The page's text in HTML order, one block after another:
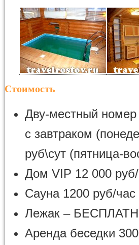
Стоимость
Дву-местный номер
с завтраком
руб\сут (пятница-
Дом VIP 12 000 руб/
Сауна 1200 руб/час
Лежак –
Аренда беседки